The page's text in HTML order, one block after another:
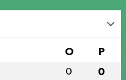
O P
0 0